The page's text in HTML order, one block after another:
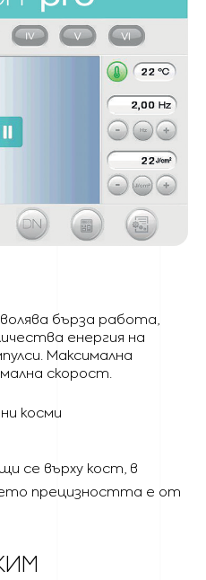
бърза работа,
енергия на
Максимална
скорост.
косми
се върху кост, в
прецизността е от